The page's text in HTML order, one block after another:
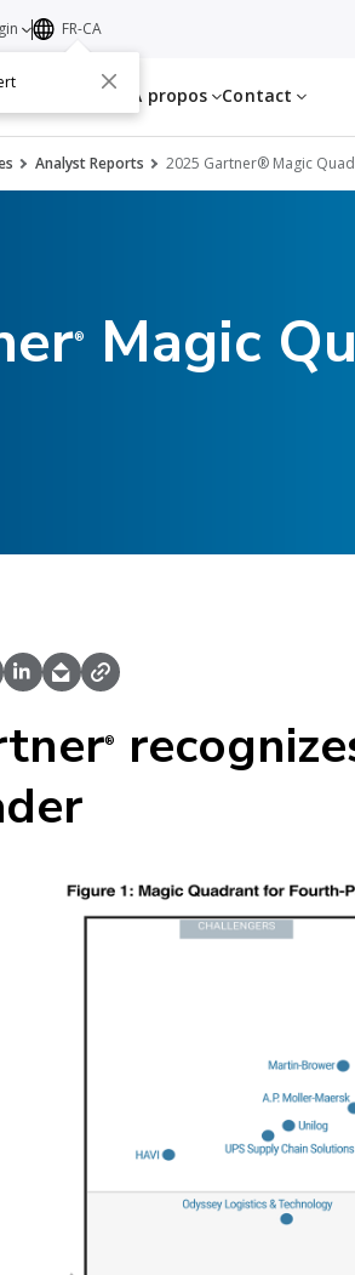
Ressources À propos Contact
FR-CA
Analyst Reports 2025 Gartner® Magic
®
Magic
®